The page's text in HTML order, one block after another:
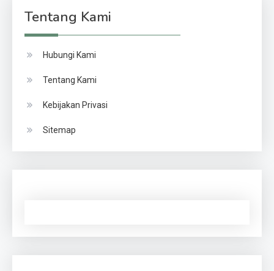
Tentang Kami
Hubungi Kami
Tentang Kami
Kebijakan Privasi
Sitemap